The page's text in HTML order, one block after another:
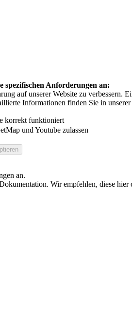
spezifischen Anforderungen an:
auf unserer Website zu
Informationen finden Sie in
korrekt funktioniert
und Youtube zulassen
an.
Wir empfehlen, diese